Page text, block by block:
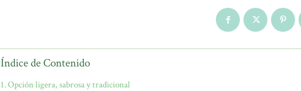
Índice de Contenido
Opción ligera, sabrosa y tradicional